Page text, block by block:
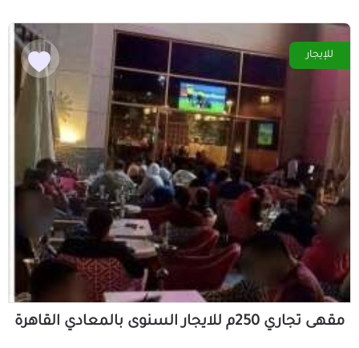
للإيجار
مقهى تجاري 250م للايجار السنوى بالمعادي القاهرة